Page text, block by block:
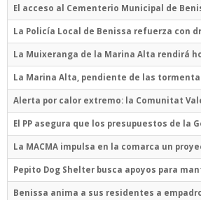
El acceso al Cementerio Municipal de
La Policía Local de Benissa refuerza con
La Muixeranga de la Marina Alta rendirá
La Marina Alta, pendiente de las
Alerta por calor extremo: la Comunitat
El PP asegura que los presupuestos de
La MACMA impulsa en la comarca un
Pepito Dog Shelter busca apoyos para
Benissa anima a sus residentes a